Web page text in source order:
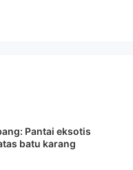
Pantai eksotis
batu karang